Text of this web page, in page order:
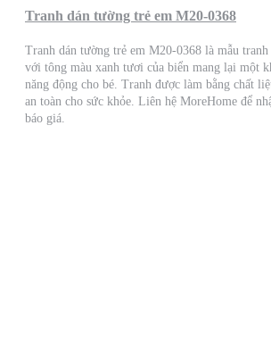
Tranh dán tường trẻ em M20-0368
Tranh dán tường trẻ em M20-0368 là mẫu
với tông màu xanh tươi của biển mang lại một
năng động cho bé. Tranh được làm bằng chất
an toàn cho sức khỏe. Liên hệ MoreHome để
báo giá.